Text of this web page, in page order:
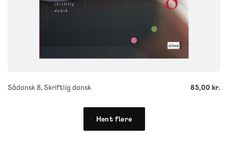
Sådansk 8, Skriftlig dansk 85,00 kr.
Hent flere